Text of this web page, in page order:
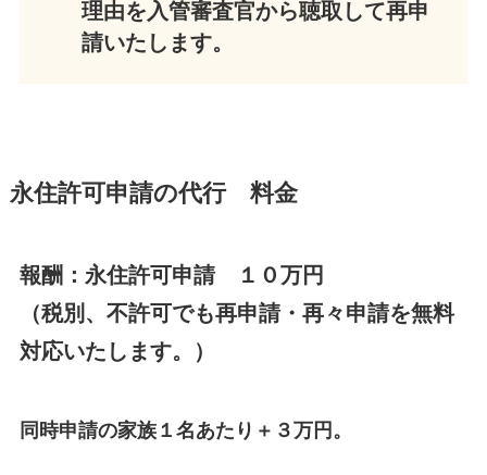
理由を入管審査官から聴取して再申
請いたします。
永住許可申請の代行 料金
報酬：永住許可申請 １０万円
（税別、不許可でも再申請・再々申請を無料
対応いたします。）
同時申請の家族１名あたり＋３万円。